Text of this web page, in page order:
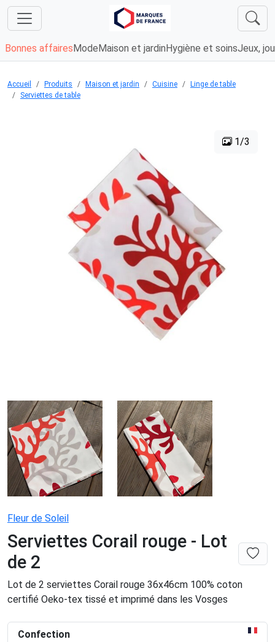
Bonnes affaires Mode Maison et jardin Hygiène et soinsJeux,
Accueil Produits Maison et jardin Cuisine
Linge de table
Serviettes de table
1/3
Fleur de Soleil
Serviettes Corail rouge - Lot
de 2
Lot de 2 serviettes Corail rouge 36x46cm 100% coton
certifié Oeko-tex tissé et imprimé dans les Vosges
Confection